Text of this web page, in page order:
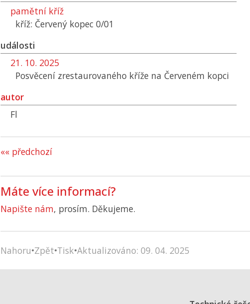
pamětní kříž
kříž: Červený kopec 0/01
události
21. 10. 2025
Posvěcení zrestaurovaného kříže na Červeném kopci
autor
Fl
«« předchozí
Máte více informací?
Napište nám, prosím. Děkujeme.
Nahoru•Zpět•Tisk•Aktualizováno: 09. 04. 2025